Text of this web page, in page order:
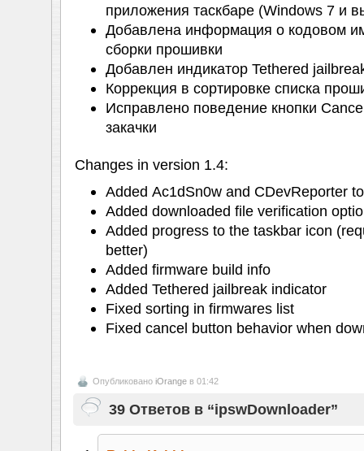
приложения таскбаре (Windows 7 и
Добавлена информация о кодовом
сборки прошивки
Добавлен индикатор Tethered
Коррекция в сортировке списка
Исправлено поведение кнопки
закачки
Changes in version 1.4:
Added Ac1dSn0w and CDevReporter
Added downloaded file verification
Added progress to the taskbar icon
better)
Added firmware build info
Added Tethered jailbreak indicator
Fixed sorting in firmwares list
Fixed cancel button behavior when
Опубликовано iOrangeв 01:42
39 Ответов в “ipswDownloader”